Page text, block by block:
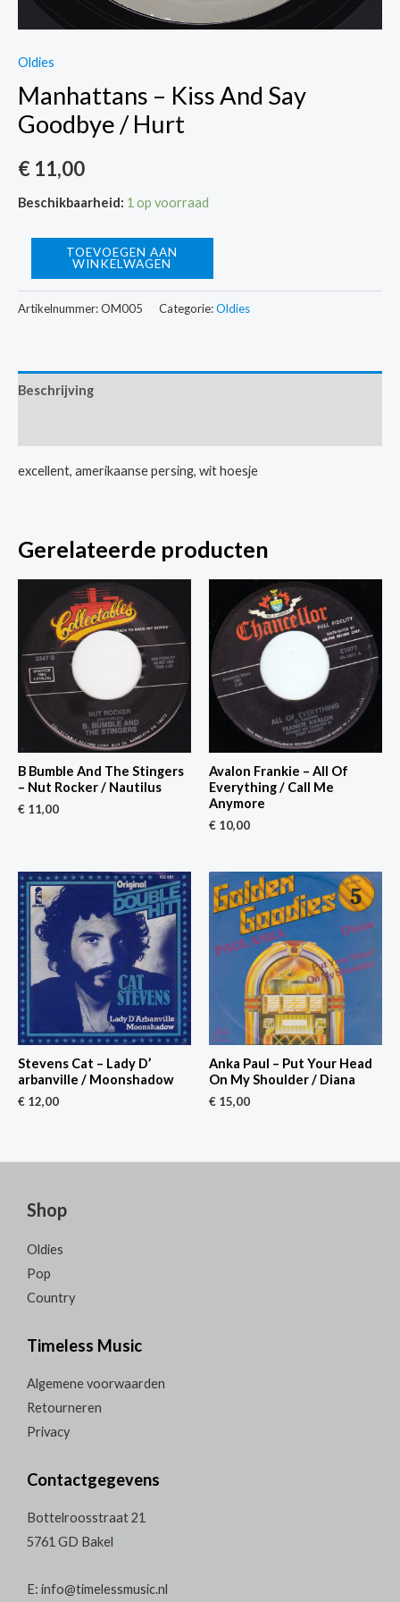
Oldies
Manhattans – Kiss And Say
Goodbye / Hurt
€ 11,00
Beschikbaarheid: 1 op voorraad
Manhattans
Goodbye
/
TOEVOEGEN AAN
WINKELWAGEN
Artikelnummer:OM005 Categorie:Oldies
Beschrijving
excellent, amerikaanse persing, wit hoesje
Gerelateerde producten
B Bumble And The Stingers
– Nut Rocker / Nautilus
€ 11,00
Avalon Frankie – All Of
Everything / Call Me
Anymore
€ 10,00
Stevens Cat – Lady D’
arbanville / Moonshadow
€ 12,00
Anka Paul – Put Your Head
On My Shoulder / Diana
€ 15,00
Shop
Oldies
Pop
Country
Timeless Music
Algemene voorwaarden
Retourneren
Privacy
Contactgegevens
Bottelroosstraat 21
5761 GD Bakel
E: info@timelessmusic.nl